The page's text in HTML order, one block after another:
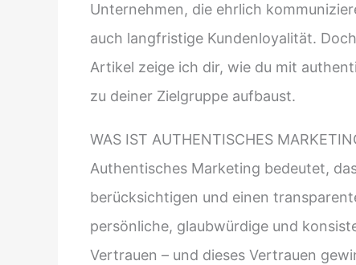
Unternehmen, die ehrlich
auch langfristige Kundenloyalität.
Artikel zeige ich dir, wie du mit
zu deiner Zielgruppe aufbaust.
WAS IST AUTHENTISCHES
Authentisches Marketing bedeutet,
berücksichtigen und einen
persönliche, glaubwürdige und
Vertrauen – und dieses Vertrauen